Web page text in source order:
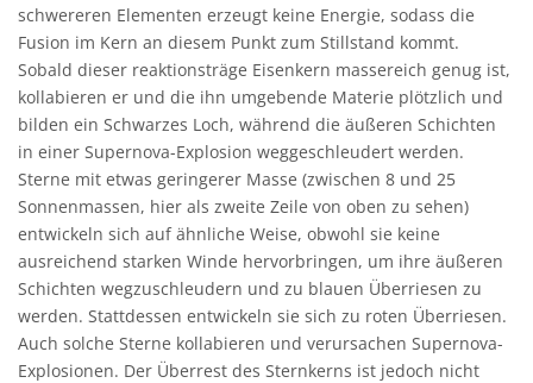
schwereren Elementen erzeugt keine Energie, sodass die
Fusion im Kern an diesem Punkt zum Stillstand kommt.
Sobald dieser reaktionsträge Eisenkern massereich genug ist,
kollabieren er und die ihn umgebende Materie plötzlich und
bilden ein Schwarzes Loch, während die äußeren Schichten
in einer Supernova-Explosion weggeschleudert werden.
Sterne mit etwas geringerer Masse (zwischen 8 und 25
Sonnenmassen, hier als zweite Zeile von oben zu sehen)
entwickeln sich auf ähnliche Weise, obwohl sie keine
ausreichend starken Winde hervorbringen, um ihre äußeren
Schichten wegzuschleudern und zu blauen Überriesen zu
werden. Stattdessen entwickeln sie sich zu roten Überriesen.
Auch solche Sterne kollabieren und verursachen Supernova-
Explosionen. Der Überrest des Sternkerns ist jedoch nicht